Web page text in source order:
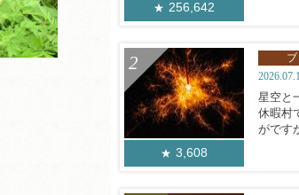
256,642
3,608
星空と
休暇村
がです